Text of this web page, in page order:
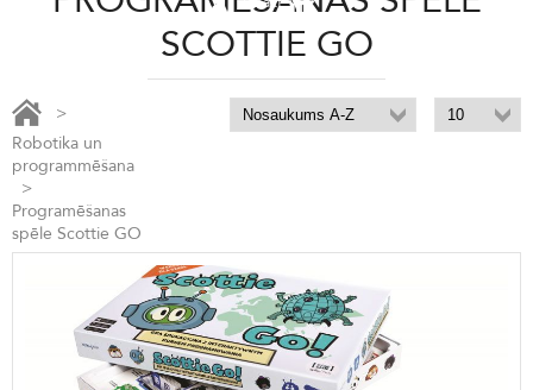
SCOTTIE GO
>
Robotika un
programmēšana
>
Programēšanas
spēle Scottie GO